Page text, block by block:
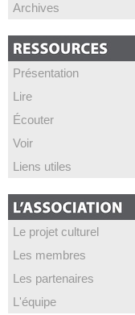
Archives
Présentation
Lire
Écouter
Voir
Liens utiles
Le projet culturel
Les membres
Les partenaires
L'équipe